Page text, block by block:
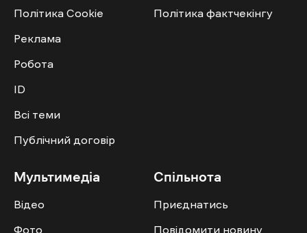
Політика Cookie
Реклама
Робота
ID
Всі теми
Публічний договір
Політика фактчекінгу
Мультимедіа
Відео
Фото
Спільнота
Приєднатись
Повідомити новину